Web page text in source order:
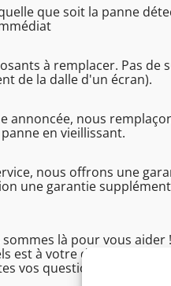
que soit la panne
à remplacer. Pas
de la dalle d'un écran).
annoncée, nous
en vieillissant.
nous offrons une
une garantie
sommes là pour vous
est à votre disposition du
vos questions techniques.